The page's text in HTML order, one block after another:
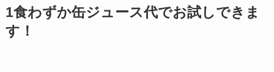
1食わずか缶ジュース代でお試しできま
す！